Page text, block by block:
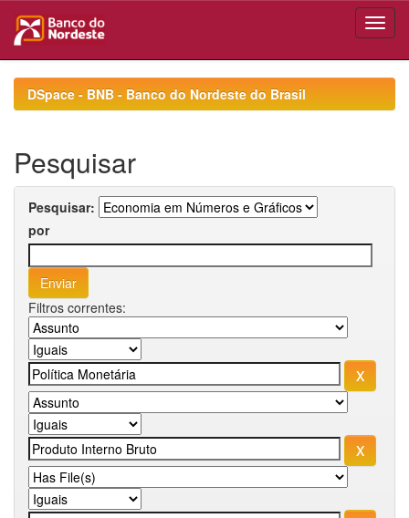
navigationDSpace - BNB - Banco do Nordeste do Brasil
Pesquisar
Pesquisar:
por
Filtros correntes: